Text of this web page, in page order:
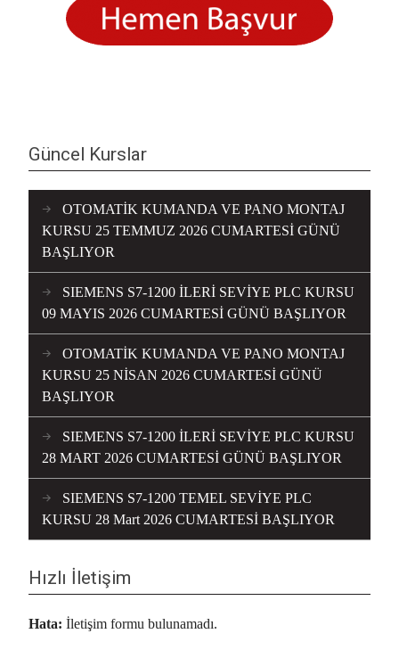
Güncel Kurslar
OTOMATİK KUMANDA VE PANO MONTAJ
KURSU 25 TEMMUZ 2026 CUMARTESİ GÜNÜ
BAŞLIYOR
SIEMENS S7-1200 İLERİ SEVİYE PLC KURSU
09 MAYIS 2026 CUMARTESİ GÜNÜ BAŞLIYOR
OTOMATİK KUMANDA VE PANO MONTAJ
KURSU 25 NİSAN 2026 CUMARTESİ GÜNÜ
BAŞLIYOR
SIEMENS S7-1200 İLERİ SEVİYE PLC KURSU
28 MART 2026 CUMARTESİ GÜNÜ BAŞLIYOR
SIEMENS S7-1200 TEMEL SEVİYE PLC
KURSU 28 Mart 2026 CUMARTESİ BAŞLIYOR
Hızlı İletişim
Hata: İletişim formu bulunamadı.